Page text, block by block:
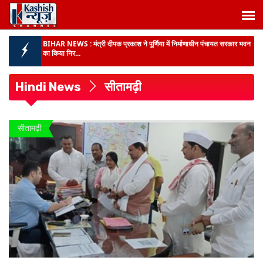
BIHAR NEWS :मंत्री दीपक प्रकाश ने पूर्णिया में निर्माणाधीन पंचायत सरकार भवन
का किया निर...
गम्हरिया में भ...
दर्दनाक हादसा :पूर्णिया में धार में डूबने से 2 चचेरी बहनों की मौत, परिजनों में मातम...
बिहार में गंगा-गंडक पर बनेंगे 16 नए जेटी :यात्रियों और माल की आवाजाही आसान, जल
परिवहन से कारोबार को मिलेगी नई रफ्तार...
BIHAR NEWS :मुख्यमंत्री ने पशुपालकों और मछली पालकों को दी बड़ी सौगात -
बिहार को मिला पह...
BIHAR NEWS :मंत्री नीतीश मिश्रा ने कहा- ‘हर घर तिरंगा’ केवल एक अभियान
नहीं, बल्कि राष्...
Hindi News सीतामढ़ी
सीतामढ़ी